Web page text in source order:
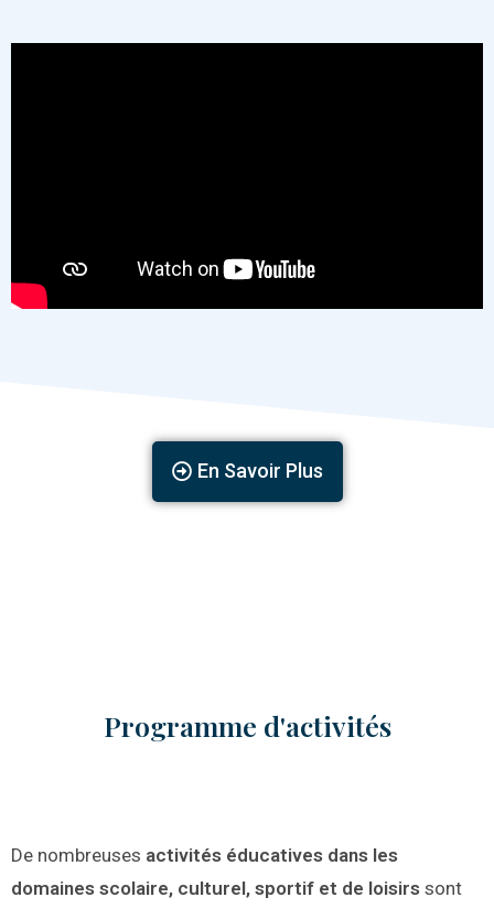
En Savoir Plus
Programme d'activités
De nombreuses activités éducatives dans les
domaines scolaire, culturel, sportif et de loisirs sont